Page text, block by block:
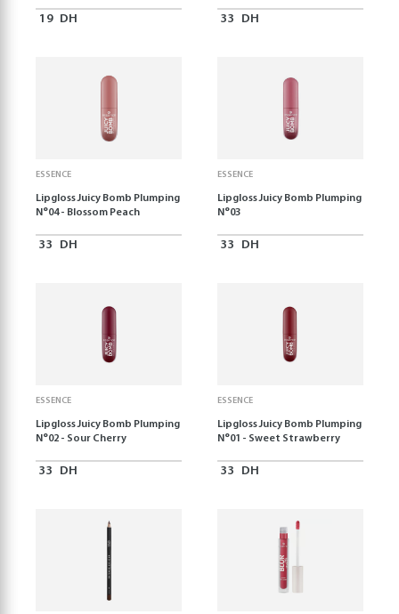
19 DH 33 DH
ESSENCE
Lipgloss Juicy Bomb Plumping
N°04 - Blossom Peach
33 DH
ESSENCE
Lipgloss Juicy Bomb Plumping
N°03
33 DH
ESSENCE
Lipgloss Juicy Bomb Plumping
N°02 - Sour Cherry
33 DH
ESSENCE
Lipgloss Juicy Bomb Plumping
N°01 - Sweet Strawberry
33 DH